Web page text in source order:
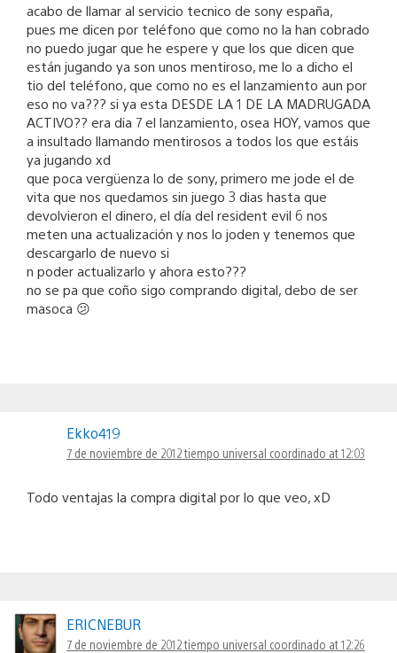
acabo de llamar al servicio tecnico de sony españa,
pues me dicen por teléfono que como no la han cobrado
no puedo jugar que he espere y que los que dicen que
están jugando ya son unos mentiroso, me lo a dicho el
tio del teléfono, que como no es el lanzamiento aun por
eso no va??? si ya esta DESDE LA 1 DE LA MADRUGADA
ACTIVO?? era dia 7 el lanzamiento, osea HOY, vamos que
a insultado llamando mentirosos a todos los que estáis
ya jugando xd
que poca vergüenza lo de sony, primero me jode el de
vita que nos quedamos sin juego 3 dias hasta que
devolvieron el dinero, el día del resident evil 6 nos
meten una actualización y nos lo joden y tenemos que
descargarlo de nuevo si
n poder actualizarlo y ahora esto???
no se pa que coño sigo comprando digital, debo de ser
masoca 😕
Ekko419
7 de noviembre de 2012 tiempo universal coordinado at 12:03
Todo ventajas la compra digital por lo que veo, xD
ERICNEBUR
7 de noviembre de 2012 tiempo universal coordinado at 12:26